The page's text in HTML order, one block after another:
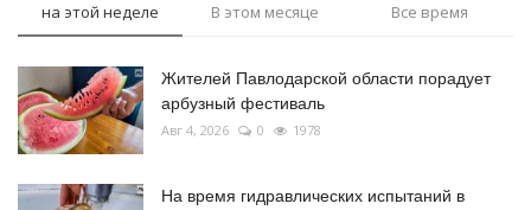
на этой неделе В этом месяце Все время
Жителей Павлодарской области порадует
арбузный фестиваль
Авг 4, 2026 0 1978
На время гидравлических испытаний в